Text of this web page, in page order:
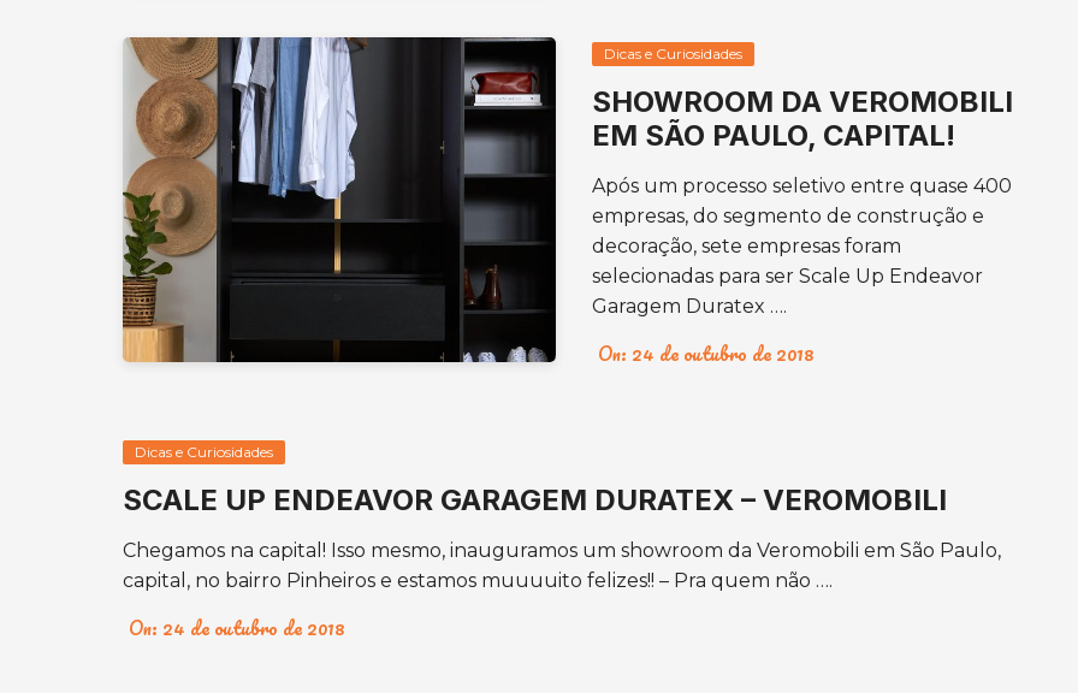
Dicas e Curiosidades
SHOWROOM DA VEROMOBILI
EM SÃO PAULO, CAPITAL!
Após um processo seletivo entre quase 400
empresas, do segmento de construção e
decoração, sete empresas foram
selecionadas para ser Scale Up Endeavor
Garagem Duratex ….
On: 24 de outubro de 2018
Dicas e Curiosidades
SCALE UP ENDEAVOR GARAGEM DURATEX – VEROMOBILI
Chegamos na capital! Isso mesmo, inauguramos um showroom da Veromobili em São Paulo,
capital, no bairro Pinheiros e estamos muuuuito felizes!! – Pra quem não ….
On: 24 de outubro de 2018